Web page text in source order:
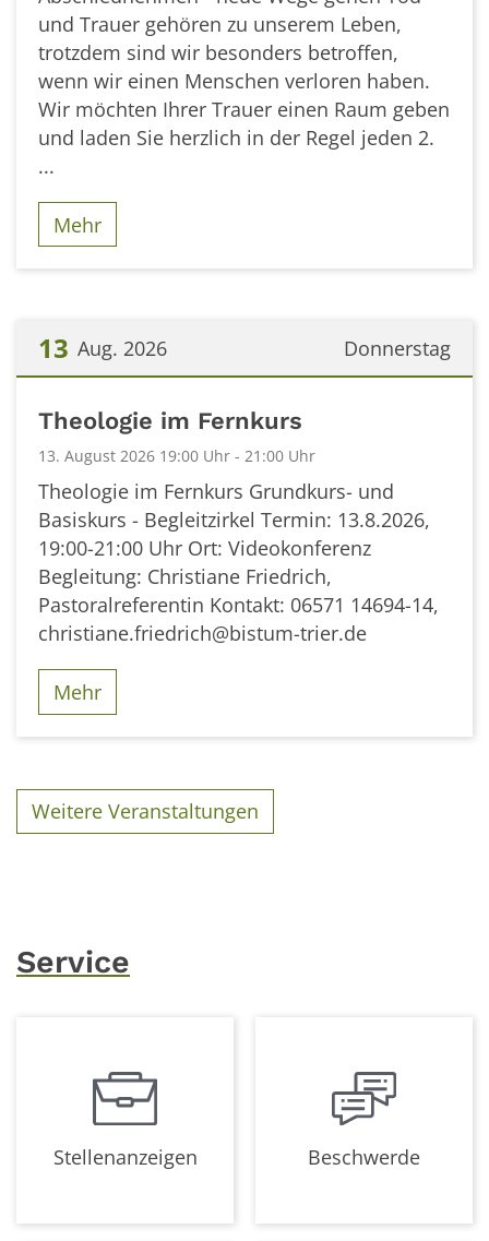
und Trauer gehören zu unserem Leben,
trotzdem sind wir besonders betroffen,
wenn wir einen Menschen verloren haben.
Wir möchten Ihrer Trauer einen Raum geben
und laden Sie herzlich in der Regel jeden 2.
...
Mehr
Donnerstag
13 Aug. 2026
Theologie im Fernkurs
13. August 2026 19:00 Uhr - 21:00 Uhr
Theologie im Fernkurs Grundkurs- und
Basiskurs - Begleitzirkel Termin: 13.8.2026,
19:00-21:00 Uhr Ort: Videokonferenz
Begleitung: Christiane Friedrich,
Pastoralreferentin Kontakt: 06571 14694-14,
christiane.friedrich@bistum-trier.de
Mehr
Weitere Veranstaltungen
Service
Stellenanzeigen Beschwerde